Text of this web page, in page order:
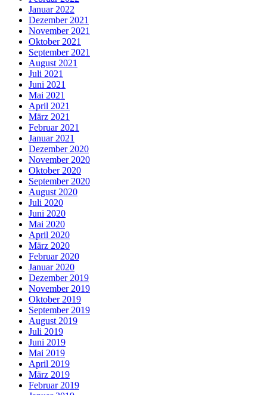
Januar 2022
Dezember 2021
November 2021
Oktober 2021
September 2021
August 2021
Juli 2021
Juni 2021
Mai 2021
April 2021
März 2021
Februar 2021
Januar 2021
Dezember 2020
November 2020
Oktober 2020
September 2020
August 2020
Juli 2020
Juni 2020
Mai 2020
April 2020
März 2020
Februar 2020
Januar 2020
Dezember 2019
November 2019
Oktober 2019
September 2019
August 2019
Juli 2019
Juni 2019
Mai 2019
April 2019
März 2019
Februar 2019